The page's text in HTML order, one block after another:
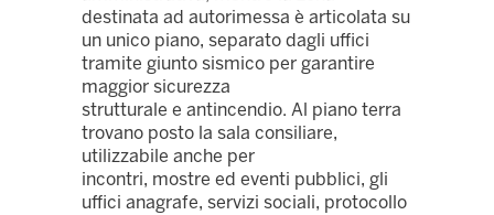
destinata ad autorimessa è articolata su
un unico piano, separato dagli uffici
tramite giunto sismico per garantire
maggior sicurezza
strutturale e antincendio. Al piano terra
trovano posto la sala consiliare,
utilizzabile anche per
incontri, mostre ed eventi pubblici, gli
uffici anagrafe, servizi sociali, protocollo